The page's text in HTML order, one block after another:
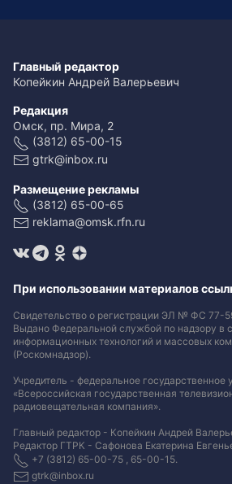
Главный редактор
Копейкин Андрей Валерьевич
Редакция
Омск, пр. Мира, 2
(3812) 65-00-15
gtrk@inbox.ru
Размещение рекламы
(3812) 65-00-65
reklama@omsk.rfn.ru
При использовании материалов
Свидетельство о регистрации ЭЛ № ФС 77-
Выдано Федеральной службой по надзору в
информационных технологий и массовых
(Роскомнадзор).
Учредитель - федеральное государственное
«Всероссийская государственная
радиовещательная компания».
Главный редактор - Копейкин Андрей
Редактор ГТРК - Сафонова Екатерина
+7 (3812) 65-00-75 , 65-00-15.
gtrk@inbox.ru